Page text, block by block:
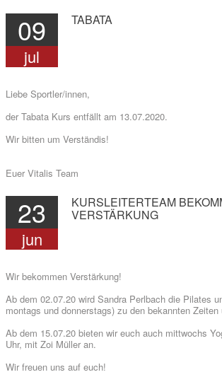
PRAXEN
GESUNDHEITSSPORT
ÜBER UNS
09
jul
TABATA
Liebe Sportler/innen,
der Tabata Kurs entfällt am 13.07.2020.
Wir bitten um Verständis!
Euer Vitalis Team
23
jun
KURSLEITERTEAM
VERSTÄRKUNG
Wir bekommen Verstärkung!
Ab dem 02.07.20 wird Sandra Perlbach die Pilates
montags und donnerstags) zu den bekannten Zeiten
Ab dem 15.07.20 bieten wir euch auch mittwochs
Uhr, mit Zoi Müller an.
Wir freuen uns auf euch!